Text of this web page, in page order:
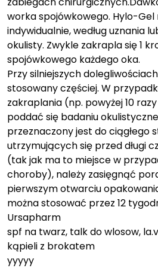
worka spojówkowego. Hylo-
indywidualnie, według uznania
okulisty. Zwykle zakrapla się 1
spojówkowego każdego oka.
Przy silniejszych
stosowany częściej. W
zakraplania (np. powyżej 10
poddać się badaniu
przeznaczony jest do ciągłego
utrzymujących się przed długi
(tak jak ma to miejsce w
choroby), należy zasięgnąć
pierwszym otwarciu
można stosować przez 12
Ursapharm
spf na twarz, talk do wlosow,
kąpieli z brokatem
yyyyy